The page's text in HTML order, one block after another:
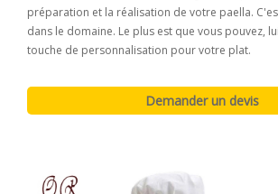
préparation et la réalisation de votre paella.
dans le domaine. Le plus est que vous pouvez,
touche de personnalisation pour votre plat.